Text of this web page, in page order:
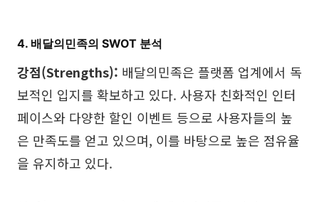
4. 배달의민족의 SWOT 분석
강점(Strengths): 배달의민족은 플랫폼 업계에서 독
보적인 입지를 확보하고 있다. 사용자 친화적인 인터
페이스와 다양한 할인 이벤트 등으로 사용자들의 높
은 만족도를 얻고 있으며, 이를 바탕으로 높은 점유율
을 유지하고 있다.